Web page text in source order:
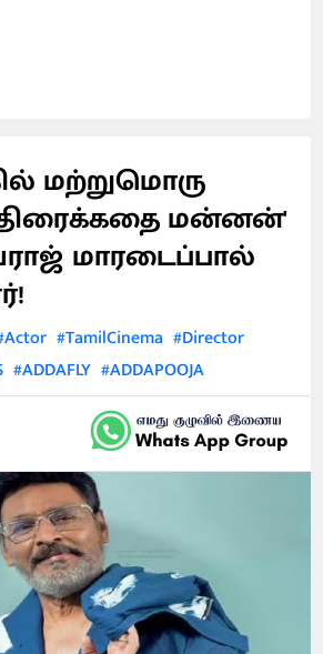
மற்றுமொரு
'திரைக்கதை மன்னன்'
மாரடைப்பால்
#TamilCinema #Director
#ADDAFLY #ADDAPOOJA